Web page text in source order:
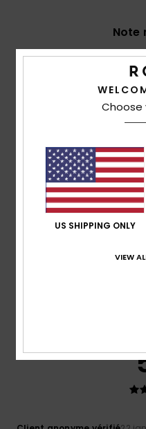
Note
3 avis
67% de nos
Confort
5.0
Choose
US SHIPPING ONLY
VIEW